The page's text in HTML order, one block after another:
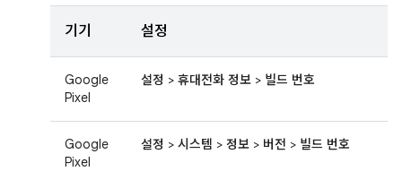
기기 설정
Google
Pixel
설정 > 휴대전화 정보 > 빌드 번호
Google
Pixel
설정 > 시스템 > 정보 > 버전 > 빌드 번호